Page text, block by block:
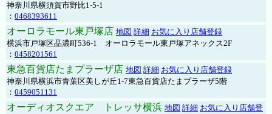
神奈川県横須賀市野比1-5-1
： 0468393611
オーロラモール東戸塚店 地図 詳細 お気に入り店舗登録
横浜市戸塚区品濃町536-1 オーロラモール東戸塚アネックス2F
： 0458201561
東急百貨店たまプラーザ店 地図 詳細 お気に入り店舗登録
神奈川県横浜市青葉区美しが丘1-7東急百貨店たまプラーザ5階
： 0459051131
オーディオスクエア トレッサ横浜 地図 詳細 お気に入り店舗登